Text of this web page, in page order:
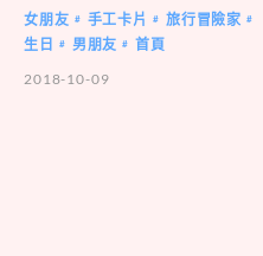
女朋友 # 手工卡片 # 旅行冒險家 #
生日 # 男朋友 #
首頁
2018-10-09